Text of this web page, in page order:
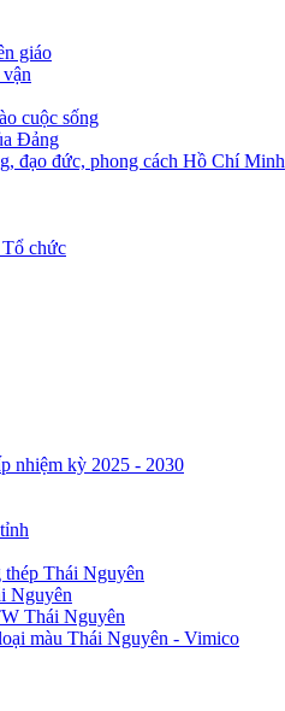
giáo
cuộc sống
Đảng
đạo đức, phong cách Hồ Chí Minh
chức
nhiệm kỳ 2025 - 2030
Thái Nguyên
Nguyên
Thái Nguyên
màu Thái Nguyên - Vimico